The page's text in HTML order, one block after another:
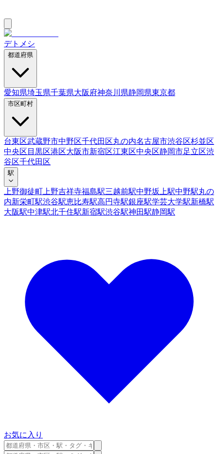
デトメシ
都道府県
愛知県埼玉県千葉県大阪府神奈川県静岡県東京都
市区町村
台東区武蔵野市中野区千代田区丸の内名古屋市渋谷区杉並区
中央区 目黒区港区大阪市新宿区江東区中央区静岡市足立区渋
谷区千代田区
駅
上野御徒町 上野吉祥寺福島駅三越前駅中野坂上駅中野駅丸の
内新栄町駅渋谷駅恵比寿駅高円寺駅銀座駅学芸大学駅新橋駅
大阪駅中津駅北千住駅新宿駅渋谷駅神田駅静岡駅
お気に入り